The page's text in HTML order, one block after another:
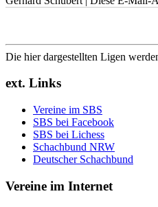
Die hier dargestellten Ligen
ext. Links
Vereine im SBS
SBS bei Facebook
SBS bei Lichess
Schachbund NRW
Deutscher Schachbund
Vereine im Internet